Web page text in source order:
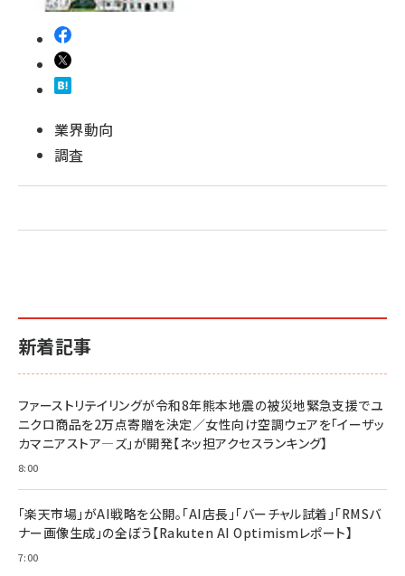
業界動向
調査
新着記事
ファーストリテイリングが令和8年熊本地震の被災地緊急支援でユ
ニクロ商品を2万点寄贈を決定／女性向け空調ウェアを「イーザッ
カマニアストア―ズ」が開発【ネッ担アクセスランキング】
8:00
「楽天市場」がAI戦略を公開。「AI店長」「バーチャル試着」「RMSバ
ナー画像生成」の全ぼう【Rakuten AI Optimismレポート】
7:00